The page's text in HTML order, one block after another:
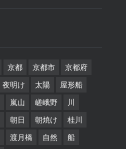
京都 京都市 京都府
夜明け 太陽 屋形船
嵐山 嵯峨野 川
朝日 朝焼け 桂川
渡月橋 自然 船